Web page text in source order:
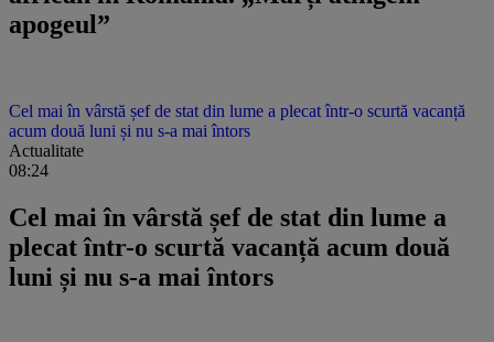
apogeul”
Cel mai în vârstă șef de stat din lume a plecat într-o scurtă vacanță
acum două luni și nu s-a mai întors
Actualitate
08:24
Cel mai în vârstă șef de stat din lume a
plecat într-o scurtă vacanță acum două
luni și nu s-a mai întors